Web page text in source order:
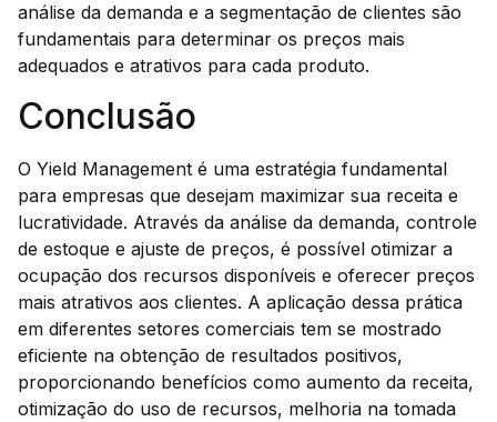
análise da demanda e a segmentação de clientes são
fundamentais para determinar os preços mais
adequados e atrativos para cada produto.
Conclusão
O Yield Management é uma estratégia fundamental
para empresas que desejam maximizar sua receita e
lucratividade. Através da análise da demanda, controle
de estoque e ajuste de preços, é possível otimizar a
ocupação dos recursos disponíveis e oferecer preços
mais atrativos aos clientes. A aplicação dessa prática
em diferentes setores comerciais tem se mostrado
eficiente na obtenção de resultados positivos,
proporcionando benefícios como aumento da receita,
otimização do uso de recursos, melhoria na tomada